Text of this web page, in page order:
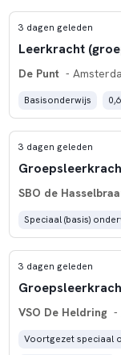
3 dagen geleden
Leerkracht
De Punt -
Basisonderwijs
3 dagen geleden
SBO de
Speciaal (basis)
3 dagen geleden
VSO De Heldring -
Voortgezet speciaal